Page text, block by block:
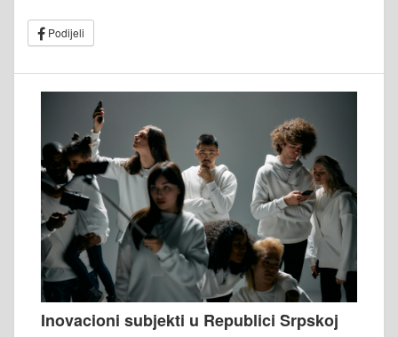
Podijeli
Inovacioni subjekti u Republici Srpskoj